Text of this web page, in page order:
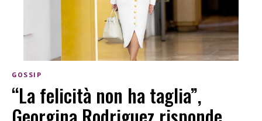
GOSSIP
“La felicità non ha taglia”,